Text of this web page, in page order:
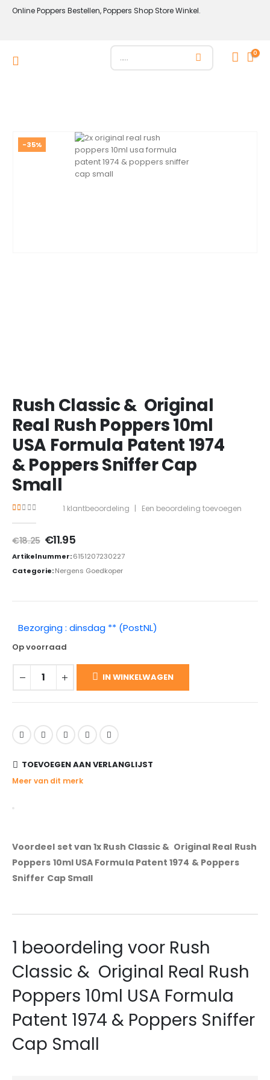
Online Poppers Bestellen, Poppers Shop Store Winkel.
0
-35%
Rush Classic & Original
Real Rush Poppers 10ml
USA Formula Patent 1974
& Poppers Sniffer Cap
Small
1 klantbeoordeling Een beoordeling toevoegen
€18.25 Oorspronkelijke
was:
€18.25.
€11.95Huidige
is:
€11.95.
Artikelnummer:6151207230227
Categorie:Nergens Goedkoper
Bezorging : dinsdag ** (PostNL)
Op voorraad
IN WINKELWAGEN
TOEVOEGEN AAN VERLANGLIJST
Meer van dit merk
Voordeel set van 1x Rush Classic & Original Real Rush
Poppers 10ml USA Formula Patent 1974 & Poppers
Sniffer Cap Small
1 beoordeling voor Rush
Classic & Original Real Rush
Poppers 10ml USA Formula
Patent 1974 & Poppers Sniffer
Cap Small